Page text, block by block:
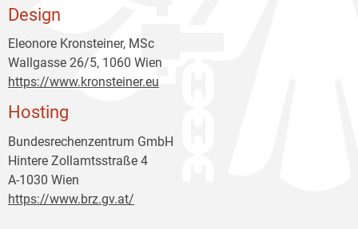
Design
Eleonore Kronsteiner, MSc
Wallgasse 26/5, 1060 Wien
https://www.kronsteiner.eu
Hosting
Bundesrechenzentrum GmbH
Hintere Zollamtsstraße 4
A-1030 Wien
https://www.brz.gv.at/